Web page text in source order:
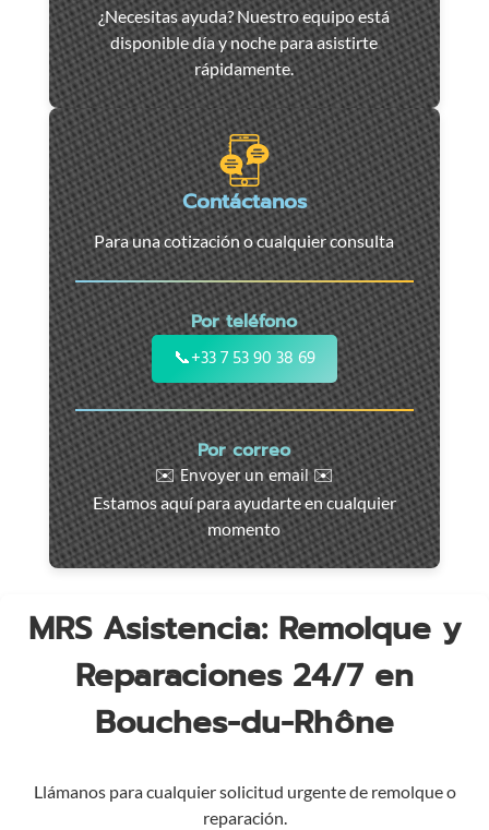
Asistencia
y
remolque
de
coches
en
Marsella
-
Servicio
24/7
para
coches,
motos
y
vehículos
utilitarios.
Intervención
rápida
en
toda
la
región
¿Necesitas ayuda? Nuestro equipo está
disponible día y noche para asistirte
rápidamente.
Contáctanos
Para una cotización o cualquier consulta
Por teléfono
📞+33 7 53 90 38 69
Por correo
✉️ Envoyer un email ✉️
Estamos aquí para ayudarte en cualquier
momento
MRS Asistencia: Remolque y
Reparaciones 24/7 en
Bouches-du-Rhône
Llámanos para cualquier solicitud urgente de remolque o
reparación.